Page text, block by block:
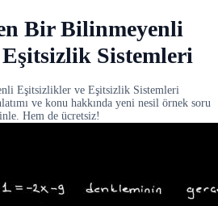
Bir Bilinmeyenli
Sistemleri
Eşitsizlikler ve Eşitsizlik Sistemleri
ve konu hakkında yeni nesil örnek soru
Hem de ücretsiz!